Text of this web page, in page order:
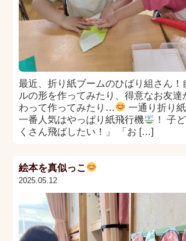
最近、折り紙ブームのひばり組さん！
ルの形を作ってみたり、得意なお友達
わって作ってみたり…
一通り折り
一番人気はやっぱり紙飛行機
！ 子
くさん飛ばしたい！」 「お […]
絵本を真似っこ
2025.05.12